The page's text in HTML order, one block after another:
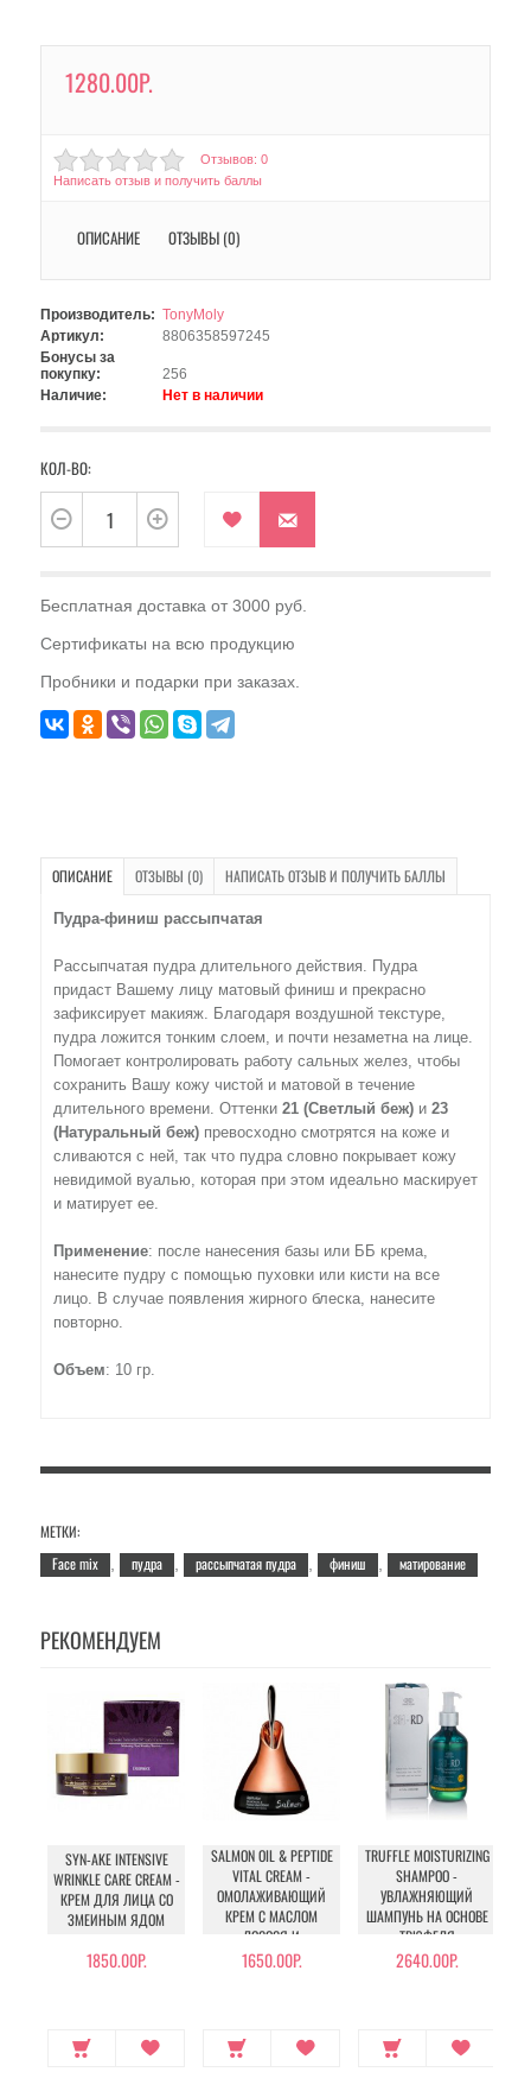
1280.00Р.
Отзывов: 0
Написать отзыв и получить баллы
ОПИСАНИЕ ОТЗЫВЫ (0)
Производитель: TonyMoly
Артикул:
8806358597245
Бонусы за
покупку:
256
Наличие:
Нет в наличии
КОЛ-ВО:
Бесплатная доставка от 3000 руб.
Сертификаты на всю продукцию
Пробники и подарки при заказах.
ОПИСАНИЕ ОТЗЫВЫ (0) НАПИСАТЬ ОТЗЫВ И ПОЛУЧИТЬ БАЛЛЫ
Пудра-финиш рассыпчатая
Рассыпчатая пудра длительного действия. Пудра
придаст Вашему лицу матовый финиш и прекрасно
зафиксирует макияж. Благодаря воздушной текстуре,
пудра ложится тонким слоем, и почти незаметна на лице.
Помогает контролировать работу сальных желез, чтобы
сохранить Вашу кожу чистой и матовой в течение
длительного времени. Оттенки 21 (Светлый беж) и 23
(Натуральный беж) превосходно смотрятся на коже и
сливаются с ней, так что пудра словно покрывает кожу
невидимой вуалью, которая при этом идеально маскирует
и матирует ее.
Применение: после нанесения базы или ББ крема,
нанесите пудру с помощью пуховки или кисти на все
лицо. В случае появления жирного блеска, нанесите
повторно.
Объем: 10 гр.
МЕТКИ:
Face mix
пудра рассыпчатая пудра финиш матирование
РЕКОМЕНДУЕМ
SYN-AKE INTENSIVE
WRINKLE CARE CREAM -
КРЕМ ДЛЯ ЛИЦА СО
ЗМЕИНЫМ ЯДОМ
1850.00Р.
SALMON OIL & PEPTIDE
VITAL CREAM -
ОМОЛАЖИВАЮЩИЙ
КРЕМ С МАСЛОМ
ЛОСОСЯ И
ПЕПТИДАМИ
1650.00Р.
TRUFFLE MOISTURIZING
SHAMPOO -
УВЛАЖНЯЮЩИЙ
ШАМПУНЬ НА ОСНОВЕ
ТРЮФЕЛЯ
2640.00Р.